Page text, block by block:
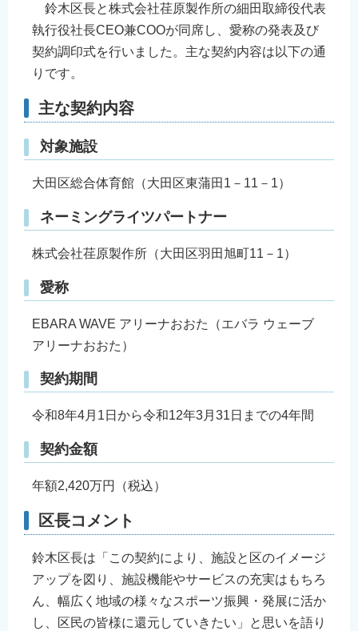
鈴木区長と株式会社荏原製作所の細田取締役代表
執行役社長CEO兼COOが同席し、愛称の発表及び
契約調印式を行いました。主な契約内容は以下の通
りです。
主な契約内容
対象施設
大田区総合体育館（大田区東蒲田1－11－1）
ネーミングライツパートナー
株式会社荏原製作所（大田区羽田旭町11－1）
愛称
EBARA WAVE アリーナおおた（エバラ ウェーブ
アリーナおおた）
契約期間
令和8年4月1日から令和12年3月31日までの4年間
契約金額
年額2,420万円（税込）
区長コメント
鈴木区長は「この契約により、施設と区のイメージ
アップを図り、施設機能やサービスの充実はもちろ
ん、幅広く地域の様々なスポーツ振興・発展に活か
し、区民の皆様に還元していきたい」と思いを語り